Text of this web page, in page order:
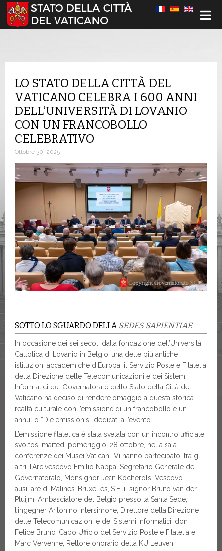
Seleziona la tua lingua
LO STATO DELLA CITTÀ DEL
VATICANO CELEBRA I 600 ANNI
DELL’UNIVERSITÀ DI LOVANIO
CON UN FRANCOBOLLO
CELEBRATIVO
Ottobre 30, 2025
SOTTO LO SGUARDO DELLA SEDES SAPIENTIAE
In occasione dei sei secoli dalla fondazione dell’Università
Cattolica di Lovanio in Belgio, una delle più antiche
istituzioni accademiche d’Europa, il Servizio Poste e Filatelia
della Direzione delle Telecomunicazioni e dei Sistemi
Informatici del Governatorato dello Stato della Città del
Vaticano ha deciso di rendere omaggio a questa storica
realtà culturale con l’emissione di un francobollo e un
annullo “Die emissionis” dedicati all’evento.
L’emissione filatelica è stata svelata con un incontro ufficiale,
svoltosi martedì pomeriggio, 28 ottobre, nella sala
conferenze dei Musei Vaticani. Vi hanno partecipato, tra gli
altri, l’Arcivescovo Emilio Nappa, Segretario Generale del
Governatorato, Monsignor Jean Kocherols, Vescovo
ausiliare di Malines-Bruxelles, S.E. il signor Bruno van der
Pluijm, Ambasciatore del Belgio presso la Santa Sede,
l’ingegner Antonino Intersimone, Direttore della Direzione
delle Telecomunicazioni e dei Sistemi Informatici, don
Felice Bruno, Capo Ufficio del Servizio Poste e Filatelia e
Marc Vervenne, Rettore onorario della KU Leuven.